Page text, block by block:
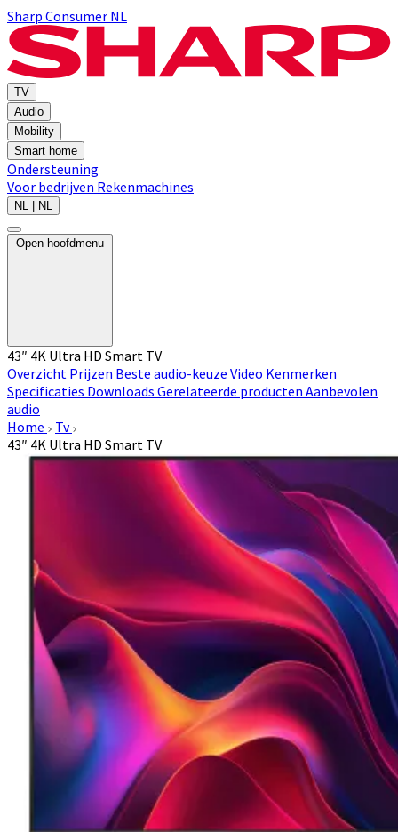
Sharp Consumer NL
TV
Audio
Mobility
Smart home
Ondersteuning
Voor bedrijven Rekenmachines
NL | NL
Open hoofdmenu
43″ 4K Ultra HD Smart TV
Overzicht Prijzen Beste audio-keuze Video Kenmerken
Specificaties Downloads Gerelateerde producten Aanbevolen
audio
Home
Tv
43″ 4K Ultra HD Smart TV